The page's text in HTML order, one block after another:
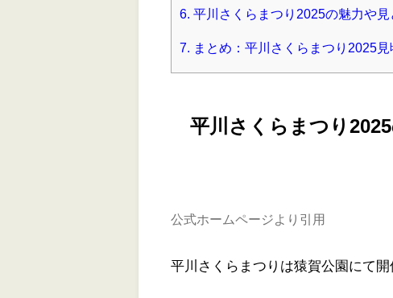
6. 平川さくらまつり2025の魅力や見
7. まとめ：平川さくらまつり2025
平川さくらまつり
公式ホームページより引用
平川さくらまつりは猿賀公園にて開